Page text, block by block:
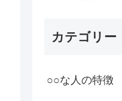
カテゴリー
○○な人の特徴